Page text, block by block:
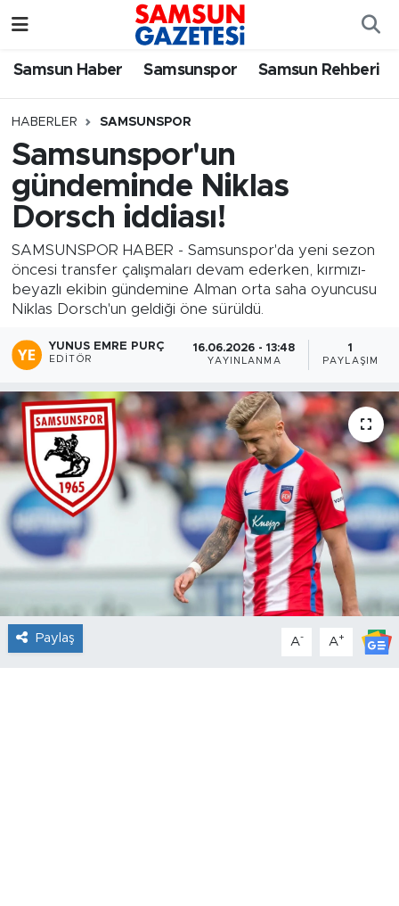
Samsun Haber Samsunspor Samsun Rehberi
HABERLER SAMSUNSPOR
Samsunspor'un
gündeminde Niklas
Dorsch iddiası!
SAMSUNSPOR HABER - Samsunspor'da yeni sezon
öncesi transfer çalışmaları devam ederken, kırmızı-
beyazlı ekibin gündemine Alman orta saha oyuncusu
Niklas Dorsch'un geldiği öne sürüldü.
YUNUS EMRE PURÇ
EDITÖR
16.06.2026 - 13:48
YAYINLANMA
1
PAYLAŞIM
Paylaş A- A+
Samsun Haber
Samsun Rehberi
Resmi İlanlar
Samsun Nöbetçi Eczaneler
SAMSUN Namaz Vakitleri
Samsun Trafik Yoğunluk Haritası
Süper Lig Puan Durumu ve Fikstür
Tüm Manşetler
Son Dakika Haberleri